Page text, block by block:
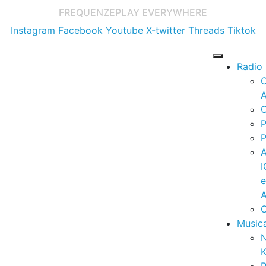
FREQUENZEPLAY EVERYWHERE
Instagram Facebook Youtube X-twitter Threads Tiktok
Radio
e